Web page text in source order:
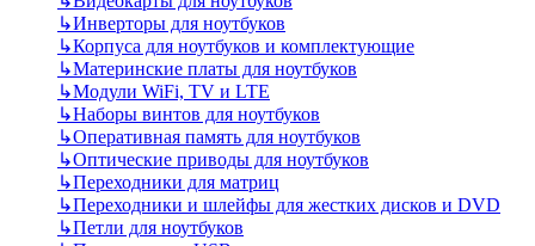
↳Инверторы для ноутбуков
↳Корпуса для ноутбуков и комплектующие
↳Материнские платы для ноутбуков
↳Модули WiFi, TV и LTE
↳Наборы винтов для ноутбуков
↳Оперативная память для ноутбуков
↳Оптические приводы для ноутбуков
↳Переходники для матриц
↳Переходники и шлейфы для жестких дисков и DVD
↳Петли для ноутбуков